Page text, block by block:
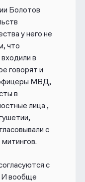
Болотов
у него не
что
в
говорят и
МВД,
в
лица ,
с
с
И вообще